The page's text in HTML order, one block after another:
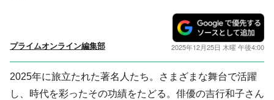
プライムオンライン編集部 2025年12月25日 木曜 午後4:00
2025年に旅立たれた著名人たち。さまざまな舞台で活躍
し、時代を彩ったその功績をたどる。俳優の吉行和子さん